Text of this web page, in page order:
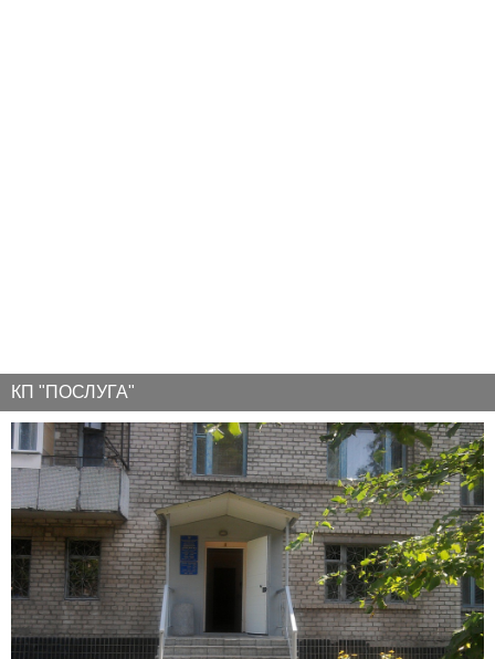
КП "ПОСЛУГА"